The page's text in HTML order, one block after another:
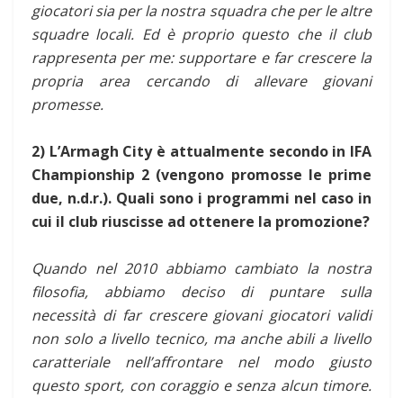
giocatori sia per la nostra squadra che per le altre
squadre locali. Ed è proprio questo che il club
rappresenta per me: supportare e far crescere la
propria area cercando di allevare giovani
promesse.
2) L’Armagh City è attualmente secondo in IFA
Championship 2 (vengono promosse le prime
due, n.d.r.). Quali sono i programmi nel caso in
cui il club riuscisse ad ottenere la promozione?
Quando nel 2010 abbiamo cambiato la nostra
filosofia, abbiamo deciso di puntare sulla
necessità di far crescere giovani giocatori validi
non solo a livello tecnico, ma anche abili a livello
caratteriale nell’affrontare nel modo giusto
questo sport, con coraggio e senza alcun timore.